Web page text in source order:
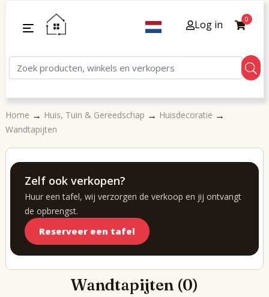
Log in 0
Home → Huis, Tuin & Gereedschap → Huisdecoratie →
Wandtapijten
Zelf ook verkopen?
Huur een tafel, wij verzorgen de verkoop en jij ontvangt
de opbrengst.
Reserveer een tafel
Wandtapijten (0)